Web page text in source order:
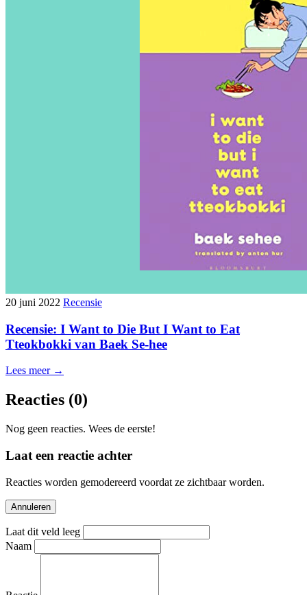
20 juni 2022 Recensie
Recensie: I Want to Die But I Want to Eat
Tteokbokki van Baek Se-hee
Lees meer →
Reacties (0)
Nog geen reacties. Wees de eerste!
Laat een reactie achter
Reacties worden gemodereerd voordat ze zichtbaar worden.
Annuleren
Laat dit veld leeg
Naam